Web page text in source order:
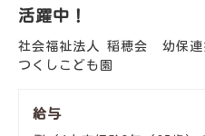
活躍中！
社会福祉法人 稲穂会 幼保連
つくしこども園
給与